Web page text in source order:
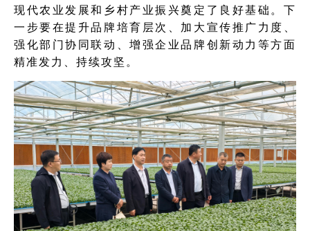
现代农业发展和乡村产业振兴奠定了良好基础。下
一步要在提升品牌培育层次、加大宣传推广力度、
强化部门协同联动、增强企业品牌创新动力等方面
精准发力、持续攻坚。